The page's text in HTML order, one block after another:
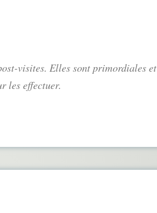
visites. Elles sont primordiales et
les effectuer.